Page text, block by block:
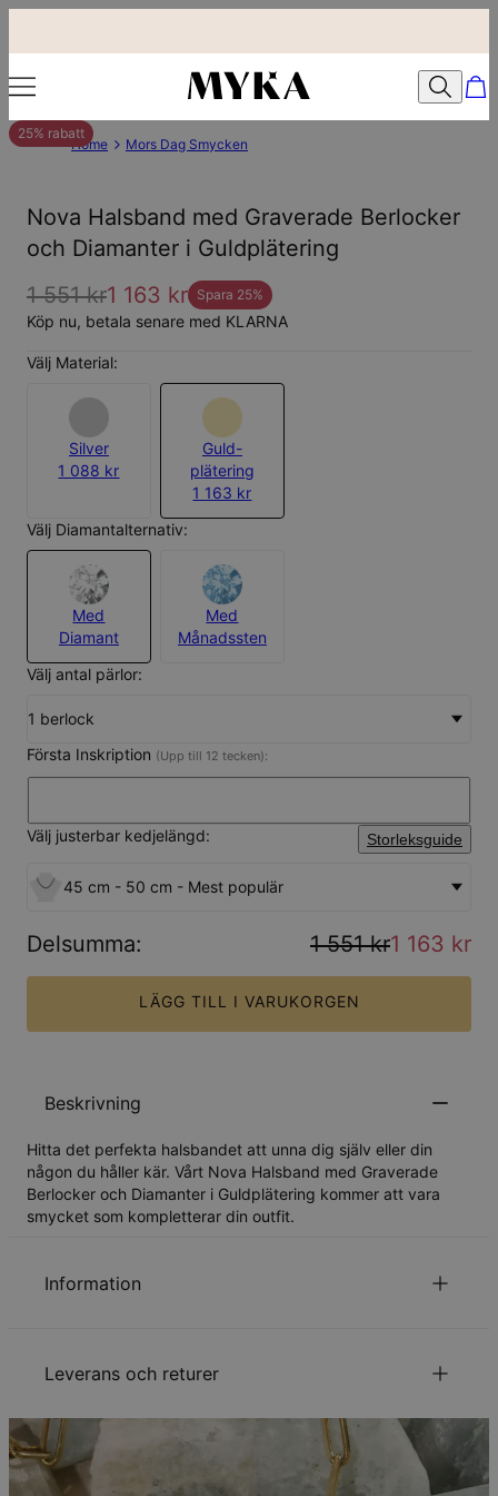
25% rabatt
Home Mors Dag Smycken
Nova Halsband med Graverade Berlocker
och Diamanter i Guldplätering
1 551 kr1 163 kr Spara 25%
Köp nu, betala senare med KLARNA
Välj Material:
Silver
1 088 kr
Guld-
plätering
1 163 kr
Välj Diamantalternativ:
Med
Diamant
Med
Månadssten
Välj antal pärlor:
1 berlock
Första Inskription (Upp till 12 tecken):
Välj justerbar kedjelängd: Storleksguide
45 cm - 50 cm - Mest populär
Delsumma: 1 551 kr1 163 kr
LÄGG TILL I VARUKORGEN
Beskrivning
Hitta det perfekta halsbandet att unna dig själv eller din
någon du håller kär. Vårt Nova Halsband med Graverade
Berlocker och Diamanter i Guldplätering kommer att vara
smycket som kompletterar din outfit.
Information
Kedjetyp
Ankarkedja
Kedjeförlängning
5 cm
Mått på hängsmycke
8.89mm x 8.89mm
Hypoallergenisk
Nickelfri
Typ av sten
Diamant
Leverans och returer
Din beställning kommer att skickas med följande
leveranssätt:
Metod Beräknat leveransdatum